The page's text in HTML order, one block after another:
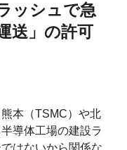
ッシュで急
送」の許可
本（TSMC）や北
導体工場の建設ラ
はないから関係な